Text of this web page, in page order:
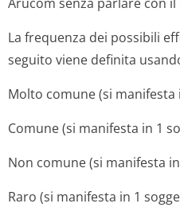
La frequenza dei possibili
seguito viene definita
Molto comune (si
Comune (si manifesta in 1
Non comune (si manifesta
Raro (si manifesta in 1